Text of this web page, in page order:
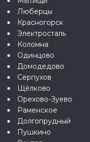
Люберцы
Красногорск
Электросталь
Коломна
Одинцово
Домодедово
Серпухов
Щёлково
Орехово-Зуево
Раменское
Долгопрудный
Пушкино